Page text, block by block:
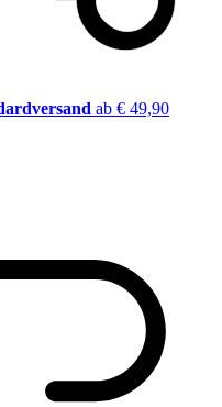
ab € 49,90